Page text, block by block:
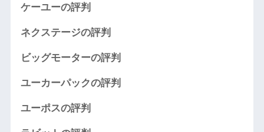
ケーユーの評判
ネクステージの評判
ビッグモーターの評判
ユーカーパックの評判
ユーポスの評判